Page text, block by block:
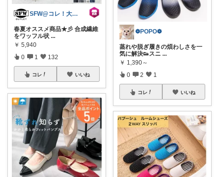
SFW@コレ！大歓迎
春夏オススメ商品★彡 合成繊維
をワッフル状 ...
￥ 5,940
0 1 132
コレ いいね
❁POPO❁
蒸れや脱ぎ履きの煩わしさを一
気に解決👟スニ ...
￥ 1,390～
0 2 1
コレ いいね